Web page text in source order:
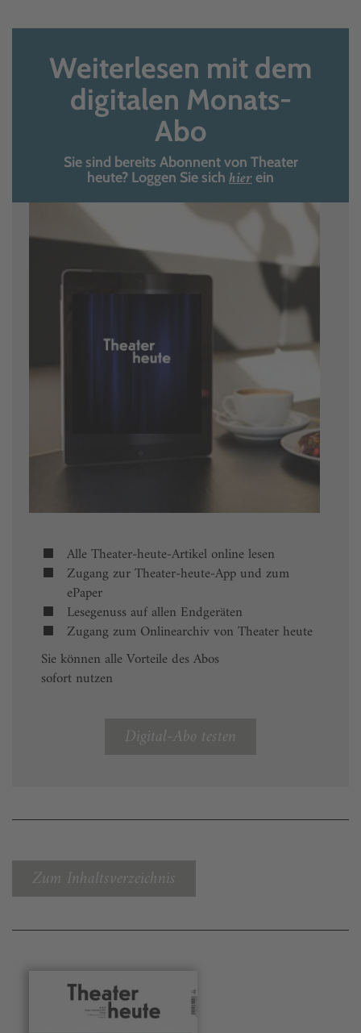
Weiterlesen mit dem
digitalen Monats-
Abo
Sie sind bereits Abonnent von Theater
heute? Loggen Sie sich hierein
Alle Theater-heute-Artikel online lesen
Zugang zur Theater-heute-App und zum
ePaper
Lesegenuss auf allen Endgeräten
Zugang zum Onlinearchiv von Theater heute
Sie können alle Vorteile des Abos
sofort nutzen
Digital-Abo testen
Zum Inhaltsverzeichnis